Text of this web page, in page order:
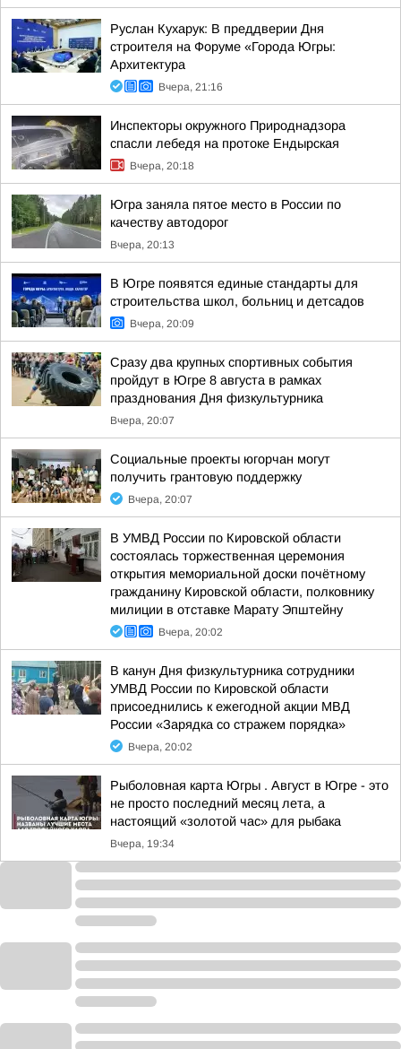
Руслан Кухарук: В преддверии Дня
строителя на Форуме «Города Югры:
Архитектура
Вчера, 21:16
Инспекторы окружного Природнадзора
спасли лебедя на протоке Ендырская
Вчера, 20:18
Югра заняла пятое место в России по
качеству автодорог
Вчера, 20:13
В Югре появятся единые стандарты для
строительства школ, больниц и детсадов
Вчера, 20:09
Сразу два крупных спортивных события
пройдут в Югре 8 августа в рамках
празднования Дня физкультурника
Вчера, 20:07
Социальные проекты югорчан могут
получить грантовую поддержку
Вчера, 20:07
В УМВД России по Кировской области
состоялась торжественная церемония
открытия мемориальной доски почётному
гражданину Кировской области, полковнику
милиции в отставке Марату Эпштейну
Вчера, 20:02
В канун Дня физкультурника сотрудники
УМВД России по Кировской области
присоеднились к ежегодной акции МВД
России «Зарядка со стражем порядка»
Вчера, 20:02
Рыболовная карта Югры . Август в Югре - это
не просто последний месяц лета, а
настоящий «золотой час» для рыбака
Вчера, 19:34